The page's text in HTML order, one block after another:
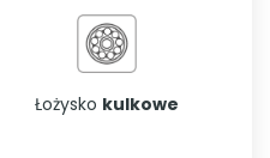
Łożysko kulkowe